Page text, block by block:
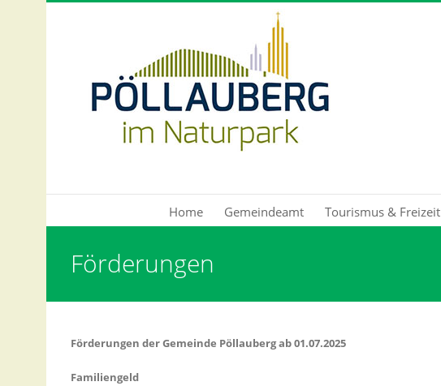
Home Gemeindeamt Tourismus & Freizeit
Förderungen
Förderungen der Gemeinde Pöllauberg ab 01.07.2025
Familiengeld